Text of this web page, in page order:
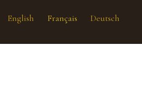
English Français Deutsch